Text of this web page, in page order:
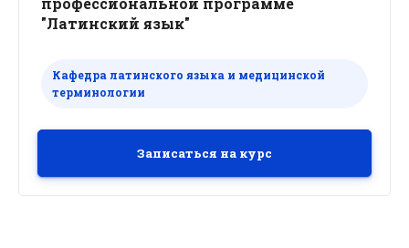
"Латинский язык"
Кафедра латинского языка и медицинской
терминологии
Записаться на курс